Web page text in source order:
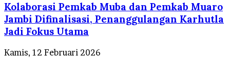
Kolaborasi Pemkab Muba dan Pemkab Muaro
Jambi Difinalisasi, Penanggulangan Karhutla
Jadi Fokus Utama
Kamis, 12 Februari 2026